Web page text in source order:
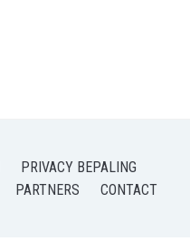
PRIVACY BEPALING
PARTNERS CONTACT